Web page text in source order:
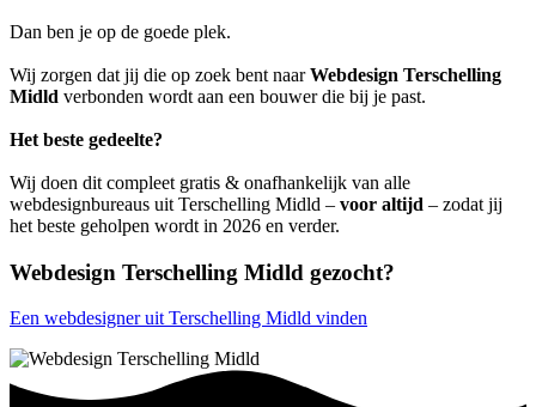
Dan ben je op de goede plek.
Wij zorgen dat jij die op zoek bent naarWebdesign Terschelling
Midld verbonden wordt aan een bouwer die bij je past.
Het beste gedeelte?
Wij doen dit compleet gratis & onafhankelijk van alle
webdesignbureaus uit Terschelling Midld – voor altijd – zodat jij
het beste geholpen wordt in 2026 en verder.
Webdesign Terschelling Midld gezocht?
Een webdesigner uit Terschelling Midld vinden